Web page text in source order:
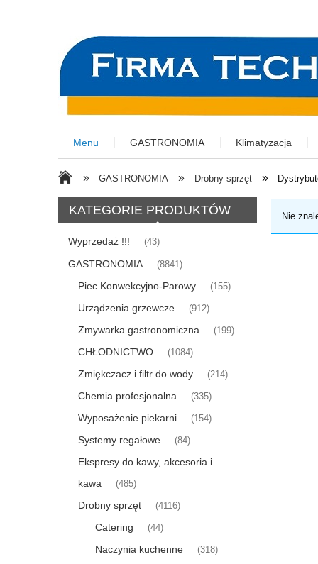
Menu GASTRONOMIA Klimatyzacja
» GASTRONOMIA » Drobny sprzęt »
KATEGORIE PRODUKTÓW
Wyprzedaż !!! (43)
GASTRONOMIA (8841)
Piec Konwekcyjno-Parowy (155)
Urządzenia grzewcze (912)
Zmywarka gastronomiczna (199)
CHŁODNICTWO (1084)
Zmiękczacz i filtr do wody (214)
Chemia profesjonalna (335)
Wyposażenie piekarni (154)
Systemy regałowe (84)
Ekspresy do kawy, akcesoria i
kawa
(485)
Drobny sprzęt (4116)
Catering (44)
Naczynia kuchenne (318)
Nie